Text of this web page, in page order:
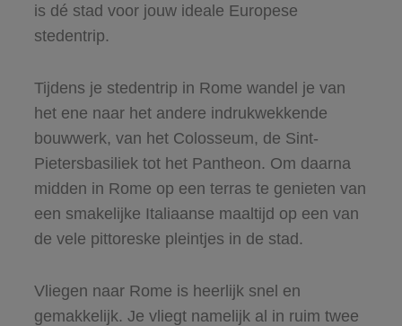
is dé stad voor jouw ideale Europese
stedentrip.
Tijdens je stedentrip in Rome wandel je van
het ene naar het andere indrukwekkende
bouwwerk, van het Colosseum, de Sint-
Pietersbasiliek tot het Pantheon. Om daarna
midden in Rome op een terras te genieten van
een smakelijke Italiaanse maaltijd op een van
de vele pittoreske pleintjes in de stad.
Vliegen naar Rome is heerlijk snel en
gemakkelijk. Je vliegt namelijk al in ruim twee